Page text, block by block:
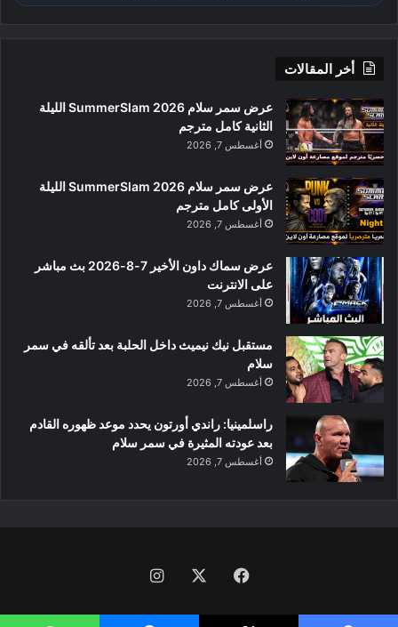
أخر المقالات
عرض سمر سلام SummerSlam 2026 الليلة
الثانية كامل مترجم
أغسطس 7, 2026
عرض سمر سلام SummerSlam 2026 الليلة
الأولى كامل مترجم
أغسطس 7, 2026
عرض سماك داون الأخير 7-8-2026 بث مباشر
على الانترنت
أغسطس 7, 2026
مستقبل نيك نيميث داخل الحلبة بعد تألقه في سمر
سلام
أغسطس 7, 2026
راسلمينيا: راندي أورتون يحدد موعد ظهوره القادم
بعد عودته المثيرة في سمر سلام
أغسطس 7, 2026
فيسبوك